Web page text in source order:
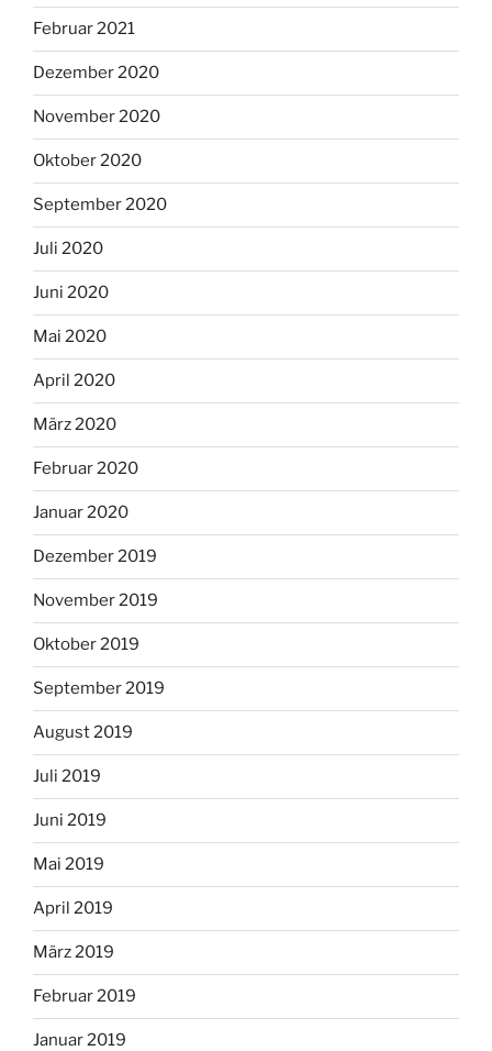
Februar 2021
Dezember 2020
November 2020
Oktober 2020
September 2020
Juli 2020
Juni 2020
Mai 2020
April 2020
März 2020
Februar 2020
Januar 2020
Dezember 2019
November 2019
Oktober 2019
September 2019
August 2019
Juli 2019
Juni 2019
Mai 2019
April 2019
März 2019
Februar 2019
Januar 2019